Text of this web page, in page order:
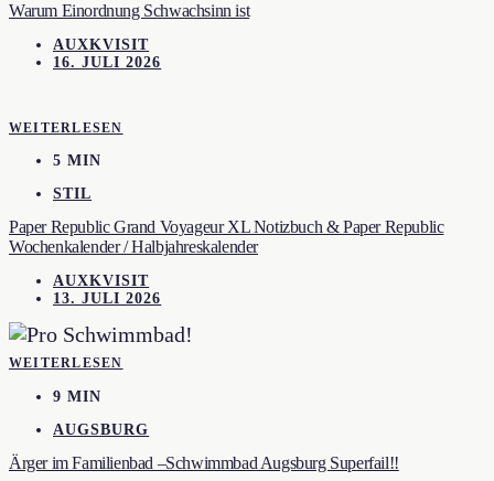
Warum Einordnung Schwachsinn ist
AUXKVISIT
16. JULI 2026
WEITERLESEN
5 MIN
STIL
Paper Republic Grand Voyageur XL Notizbuch & Paper Republic
Wochenkalender / Halbjahreskalender
AUXKVISIT
13. JULI 2026
WEITERLESEN
9 MIN
AUGSBURG
Ärger im Familienbad –Schwimmbad Augsburg Superfail!!